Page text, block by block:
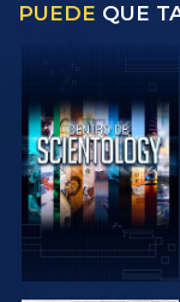
PUEDE QUE